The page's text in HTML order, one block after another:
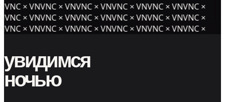
× VNVNC × VNVNC × VNVNC × VNVNC × VNVNC ×
× VNVNC × VNVNC × VNVNC × VNVNC × VNVNC ×
× VNVNC × VNVNC × VNVNC × VNVNC × VNVNC ×
увидимся
ночью